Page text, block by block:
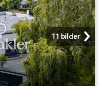
11 bilder